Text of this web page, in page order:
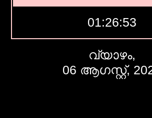
01:26:54
വ്യാഴം,
06 ആഗസ്റ്റ്,